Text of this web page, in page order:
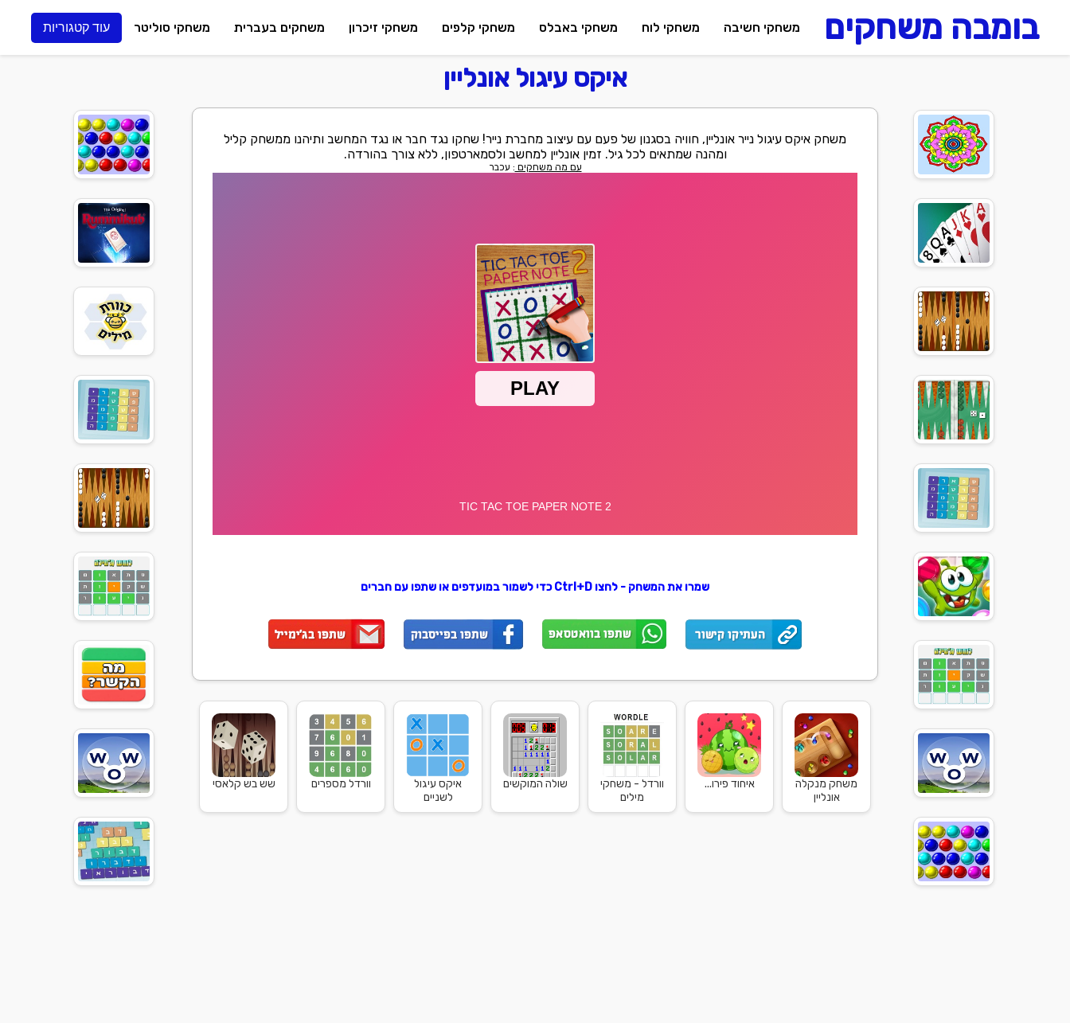
בומבה משחקים משחקי חשיבה משחקי לוח משחקי באבלס משחקי קלפים משחקי זיכרון משחקים בעברית משחקי סוליטר עוד קטגוריות
איקס עיגול אונליין
משחק איקס עיגול נייר אונליין, חוויה בסגנון של פעם עם עיצוב מחברת נייר! שחקו נגד חבר או נגד המחשב ותיהנו ממשחק קליל
ומהנה שמתאים לכל גיל. זמין אונליין למחשב ולסמארטפון, ללא צורך בהורדה.
עם מה משחקים : עכבר
שמרו את המשחק - לחצו Ctrl+D כדי לשמור במועדפים או שתפו עם חברים
משחק מנקלה
אונליין
איחוד פירו...
וורדל - משחקי
מילים
שולה המוקשים
איקס עיגול
לשניים
וורדל מספרים שש בש קלאסי